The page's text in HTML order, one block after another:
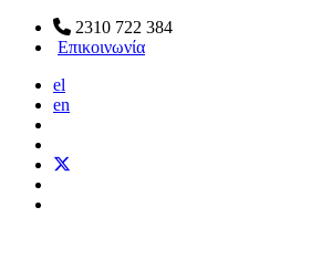
2310 722 384
Επικοινωνία
el
en